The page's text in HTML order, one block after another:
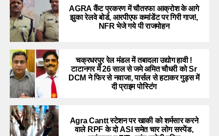
AGRA कैंट प्रकरण में चौतरफा आक्रोश के आगे
झुका रेलवे बोर्ड, आरपीएफ कमांडेंट पर गिरी गाज!,
NFR भेजे गये पी राजमोहन
चक्रधरपुर रेल मंडल में तबादला उद्योग हावी !
टाटानगर में 26 साल से जमे अमित चौधरी को Sr
DCM ने फिर से नवाजा, पार्सल से हटाकर गुड्स में
दी प्राइम पोस्टिंग
Agra Cantt स्टेशन पर खाकी को शर्मसार करने
वाले RPF के दो ASI समेत चार लोग सस्पेंड,